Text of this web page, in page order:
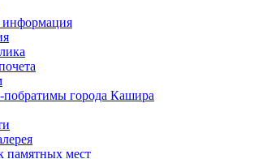
побратимы города Кашира
памятных мест